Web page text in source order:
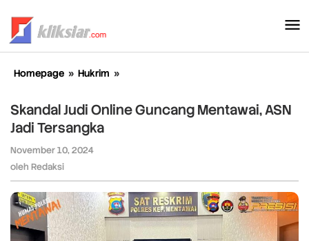
konten
Homepage » Hukrim »
Online
Guncang
Skandal Judi Online Guncang Mentawai, ASN
Jadi Tersangka
November 10, 2024
oleh Redaksi